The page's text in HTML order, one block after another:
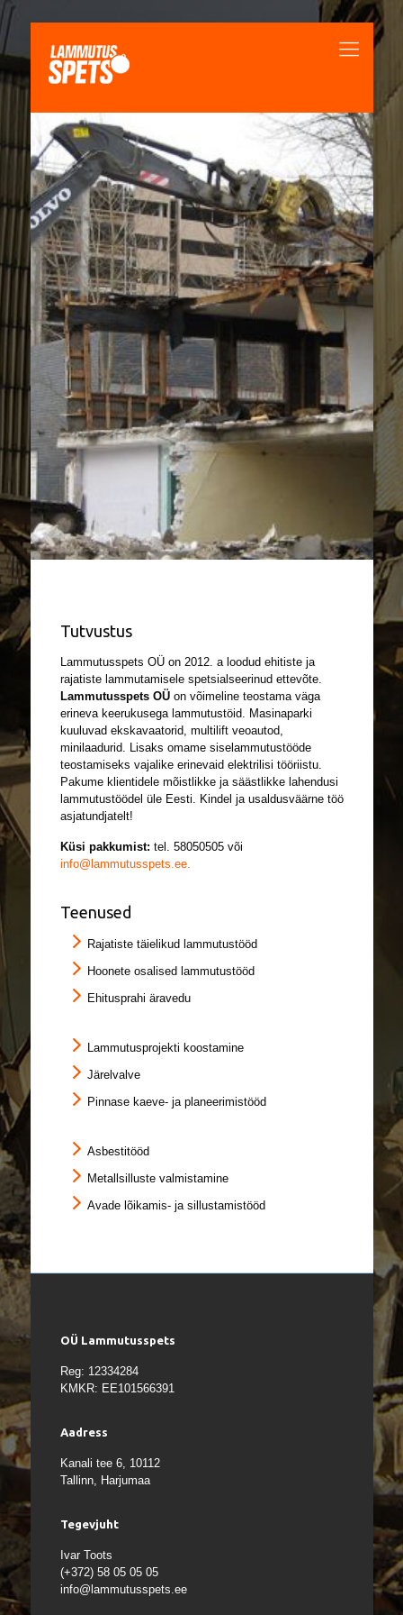
Tutvustus
Lammutusspets OÜ on 2012. a loodud ehitiste ja
rajatiste lammutamisele spetsialseerinud ettevõte.
Lammutusspets OÜon võimeline teostama väga
erineva keerukusega lammutustöid. Masinaparki
kuuluvad ekskavaatorid, multilift veoautod,
minilaadurid. Lisaks omame siselammutustööde
teostamiseks vajalike erinevaid elektrilisi tööriistu.
Pakume klientidele mõistlikke ja säästlikke lahendusi
lammutustöödel üle Eesti. Kindel ja usaldusväärne töö
asjatundjatelt!
Küsi pakkumist: tel. 58050505või
info@lammutusspets.ee.
Teenused
Rajatiste täielikud lammutustööd
Hoonete osalised lammutustööd
Ehitusprahi äravedu
Lammutusprojekti koostamine
Järelvalve
Pinnase kaeve- ja planeerimistööd
Asbestitööd
Metallsilluste valmistamine
Avade lõikamis- ja sillustamistööd
OÜ Lammutusspets
Reg: 12334284
KMKR: EE101566391
Aadress
Kanali tee 6, 10112
Tallinn, Harjumaa
Tegevjuht
Ivar Toots
(+372) 58 05 05 05
info@lammutusspets.ee